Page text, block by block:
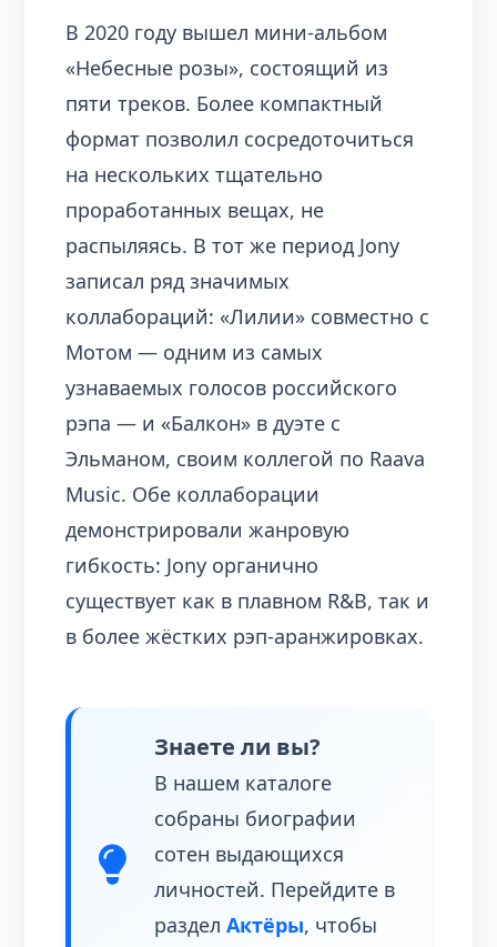
В 2020 году вышел мини-альбом
«Небесные розы», состоящий из
пяти треков. Более компактный
формат позволил сосредоточиться
на нескольких тщательно
проработанных вещах, не
распыляясь. В тот же период Jony
записал ряд значимых
коллабораций: «Лилии» совместно с
Мотом — одним из самых
узнаваемых голосов российского
рэпа — и «Балкон» в дуэте с
Эльманом, своим коллегой по Raava
Music. Обе коллаборации
демонстрировали жанровую
гибкость: Jony органично
существует как в плавном R&B, так и
в более жёстких рэп-аранжировках.
Знаете ли вы?
В нашем каталоге
собраны биографии
сотен выдающихся
личностей. Перейдите в
разделАктёры, чтобы